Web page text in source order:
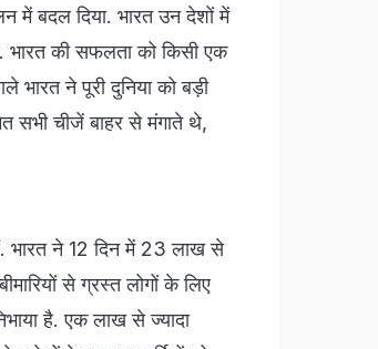
में बदल दिया. भारत उन देशों में
भारत की सफलता को किसी एक
भारत ने पूरी दुनिया को बड़ी
सभी चीजें बाहर से मंगाते थे,
भारत ने 12 दिन में 23 लाख से
से ग्रस्त लोगों के लिए
है. एक लाख से ज्यादा